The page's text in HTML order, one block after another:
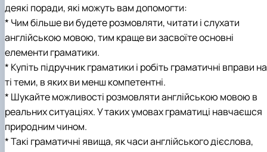
деякі поради, які можуть вам допомогти:
* Чим більше ви будете розмовляти, читати і слухати
англійською мовою, тим краще ви засвоїте основні
елементи граматики.
* Купіть підручник граматики і робіть граматичні вправи на
ті теми, в яких ви менш компетентні.
* Шукайте можливості розмовляти англійською мовою в
реальних ситуаціях. У таких умовах граматиці навчаєшся
природним чином.
* Такі граматичні явища, як часи англійського дієслова,